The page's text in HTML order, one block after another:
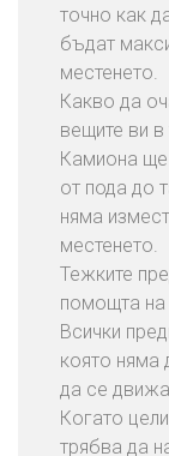
точно как
бъдат
местенето.
Какво да
вещите ви в
Камиона ще
от пода до
няма
местенето.
Тежките
помощта на
Всички
която няма
да се
Когато
трябва да